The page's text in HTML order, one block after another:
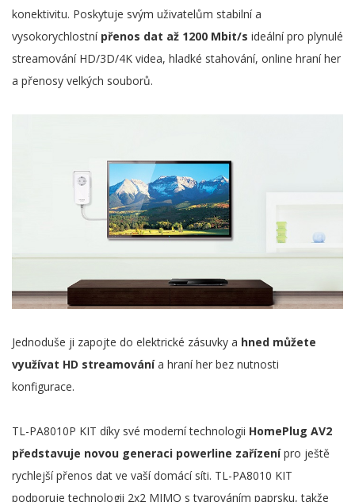
konektivitu. Poskytuje svým uživatelům stabilní a
vysokorychlostnípřenos dat až 1200 Mbit/s ideální pro plynulé
streamování HD/3D/4K videa, hladké stahování, online hraní her
a přenosy velkých souborů.
Jednoduše ji zapojte do elektrické zásuvky a hned můžete
využívat HD streamovánía hraní her bez nutnosti
konfigurace.
TL-PA8010P KIT díky své moderní technologii HomePlug AV2
představuje novou generaci powerline zařízenípro ještě
rychlejší přenos dat ve vaší domácí síti. TL-PA8010 KIT
podporuje technologii 2x2 MIMO s tvarováním paprsku, takže